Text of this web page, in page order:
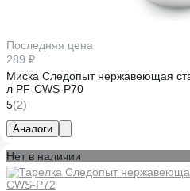
Последняя цена
289 ₽
Миска Следопыт нержавеющая
л PF-CWS-P70
5(2)
Аналоги
Нет в наличии